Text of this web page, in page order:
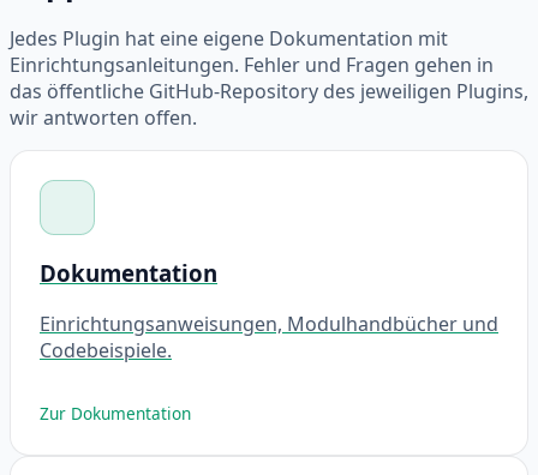
Jedes Plugin hat eine eigene Dokumentation mit
Einrichtungsanleitungen. Fehler und Fragen gehen in
das öffentliche GitHub-Repository des jeweiligen Plugins,
wir antworten offen.
Dokumentation
Einrichtungsanweisungen, Modulhandbücher und
Codebeispiele.
Zur Dokumentation